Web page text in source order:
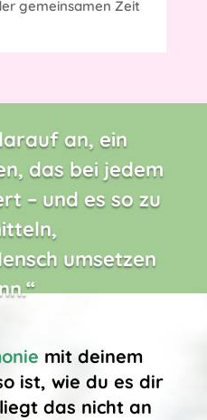
gemeinsamen Zeit
an, ein
das bei jedem
– und es so zu
umsetzen
mit deinem
ist, wie du es dir
das nicht an